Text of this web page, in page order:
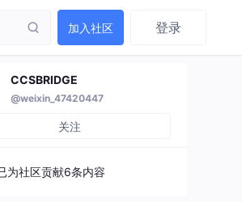
加入社区 登录
CCSBRIDGE
@weixin_47420447
关注
为社区贡献6条内容